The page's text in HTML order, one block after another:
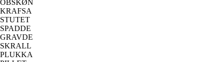
OBSKØN
KRAFSA
STUTET
SPADDE
GRAVDE
SKRALL
PLUKKA